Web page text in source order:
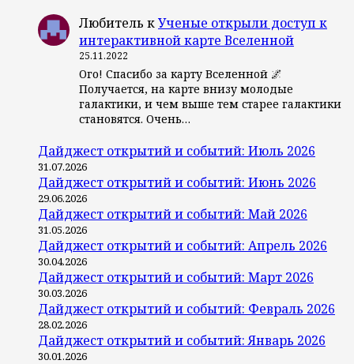
Любитель кУченые открыли доступ к
интерактивной карте Вселенной
25.11.2022
Ого! Спасибо за карту Вселенной 🌌
Получается, на карте внизу молодые
галактики, и чем выше тем старее галактики
становятся. Очень…
Дайджест открытий и событий: Июль 2026
31.07.2026
Дайджест открытий и событий: Июнь 2026
29.06.2026
Дайджест открытий и событий: Май 2026
31.05.2026
Дайджест открытий и событий: Апрель 2026
30.04.2026
Дайджест открытий и событий: Март 2026
30.03.2026
Дайджест открытий и событий: Февраль 2026
28.02.2026
Дайджест открытий и событий: Январь 2026
30.01.2026